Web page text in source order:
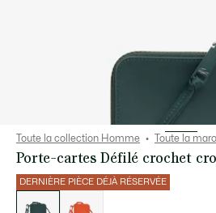
Toute la collection Homme Toute la
Porte-cartes Défilé crochet
DERNIÈRE PIÈCE DÉJÀ RÉSERVÉE
des
déclinaisons